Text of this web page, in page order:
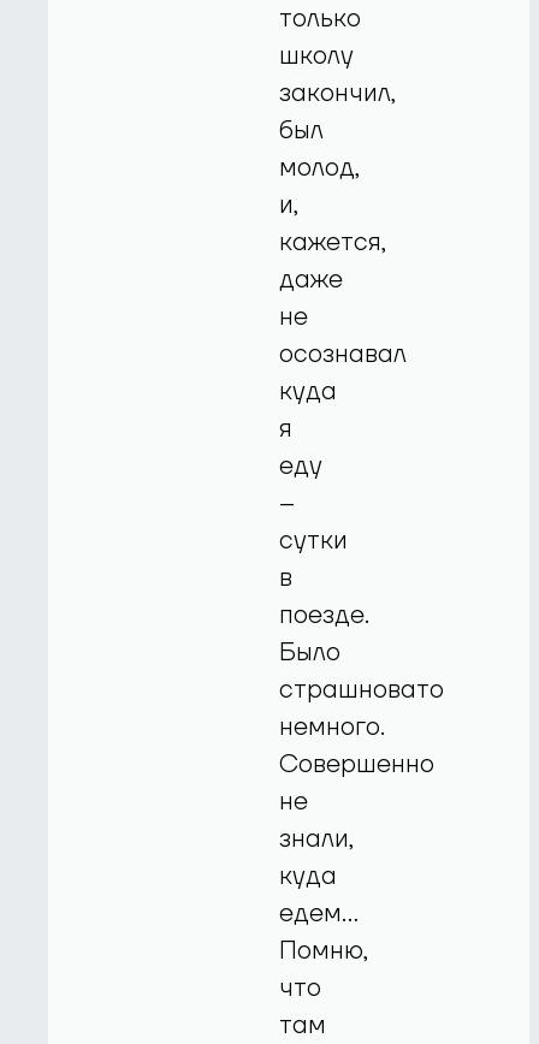
только
школу
закончил,
был
молод,
и,
кажется,
даже
не
осознавал
куда
я
еду
–
сутки
в
поезде.
Было
страшновато
немного.
Совершенно
не
знали,
куда
едем…
Помню,
что
там